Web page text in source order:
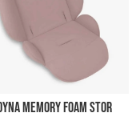
MEMORY FOAM STOR